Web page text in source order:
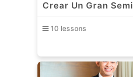
Crear Un Gran
10 lessons